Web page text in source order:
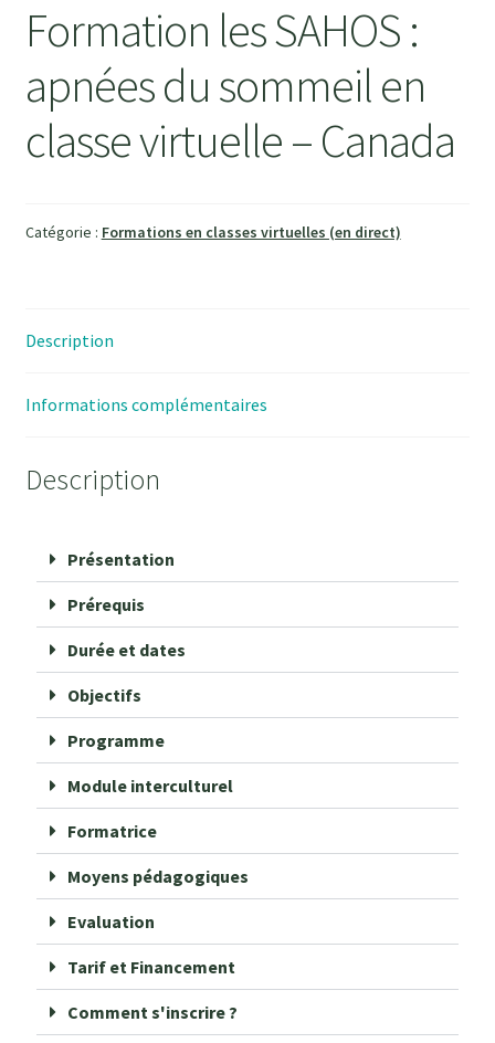
Formation les SAHOS :
apnées du sommeil en
classe virtuelle – Canada
Catégorie : Formations en classes virtuelles (en direct)
Description
Informations complémentaires
Description
Présentation
Prérequis
Durée et dates
Objectifs
Programme
Module interculturel
Formatrice
Moyens pédagogiques
Evaluation
Tarif et Financement
Comment s'inscrire ?